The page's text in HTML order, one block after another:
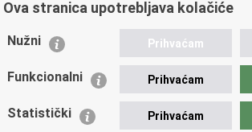
Važne poveznice
Ministarstvo unutarnjih poslova
Udruge
Policijska akademija
Ova stranica upotrebljava kolačiće
Nužni Prihvaćam
Funkcionalni Prihvaćam
Statistički Prihvaćam